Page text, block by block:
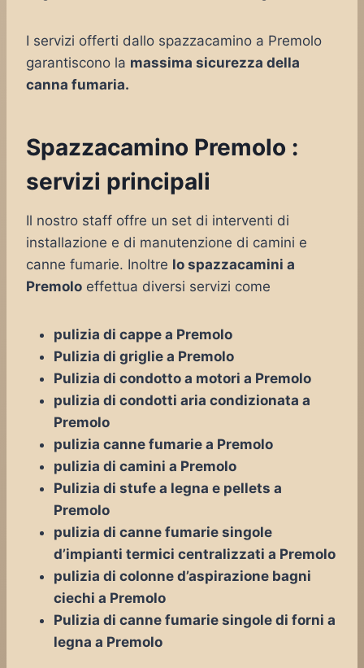
I servizi offerti dallo spazzacamino a Premolo
garantiscono la massima sicurezza della
canna fumaria.
Spazzacamino Premolo :
servizi principali
Il nostro staff offre un set di interventi di
installazione e di manutenzione di camini e
canne fumarie. Inoltre lo spazzacamini a
Premolo effettua diversi servizi come
pulizia di cappe a Premolo
Pulizia di griglie a Premolo
Pulizia di condotto a motori a Premolo
pulizia di condotti aria condizionata a
Premolo
pulizia canne fumarie a Premolo
pulizia di camini a Premolo
Pulizia di stufe a legna e pellets a
Premolo
pulizia di canne fumarie singole
d’impianti termici centralizzati a Premolo
pulizia di colonne d’aspirazione bagni
ciechi a Premolo
Pulizia di canne fumarie singole di forni a
legna a Premolo